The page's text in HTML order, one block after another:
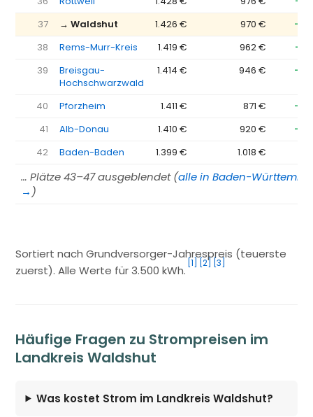
37
→ Waldshut 1.426 € 970 €
38
Rems-Murr-Kreis 1.419 € 962 €
39
Breisgau-
Hochschwarzwald
1.414 € 946 €
40 Pforzheim 1.411 € 871 €
41
Alb-Donau 1.410 € 920 €
42
Baden-Baden 1.399 € 1.018 €
… Plätze 43–47 ausgeblendet (alle in Baden-
→ )
Sortiert nach Grundversorger-Jahrespreis (teuerste
zuerst). Alle Werte für 3.500 kWh.
[1] [2] [3]
Häufige Fragen zu Strompreisen im
Landkreis Waldshut
Was kostet Strom im Landkreis Waldshut?